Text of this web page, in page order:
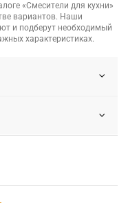
«Смесители для кухни»
вариантов. Наши
и подберут необходимый
характеристиках.